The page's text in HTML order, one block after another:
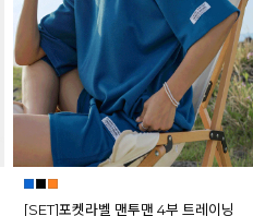
[SET]포켓라벨 맨투맨 4부 트레이닝